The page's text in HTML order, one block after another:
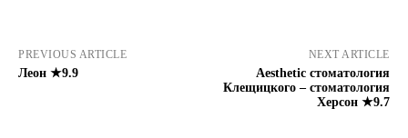
PREVIOUS ARTICLE
Леон ★9.9
NEXT ARTICLE
Aesthetic стоматология
Клещицкого – стоматология
Херсон ★9.7